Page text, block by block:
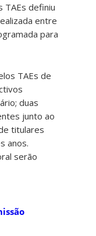
TAEs definiu
entre
para
TAEs de
duas
junto ao
titulares
anos.
serão